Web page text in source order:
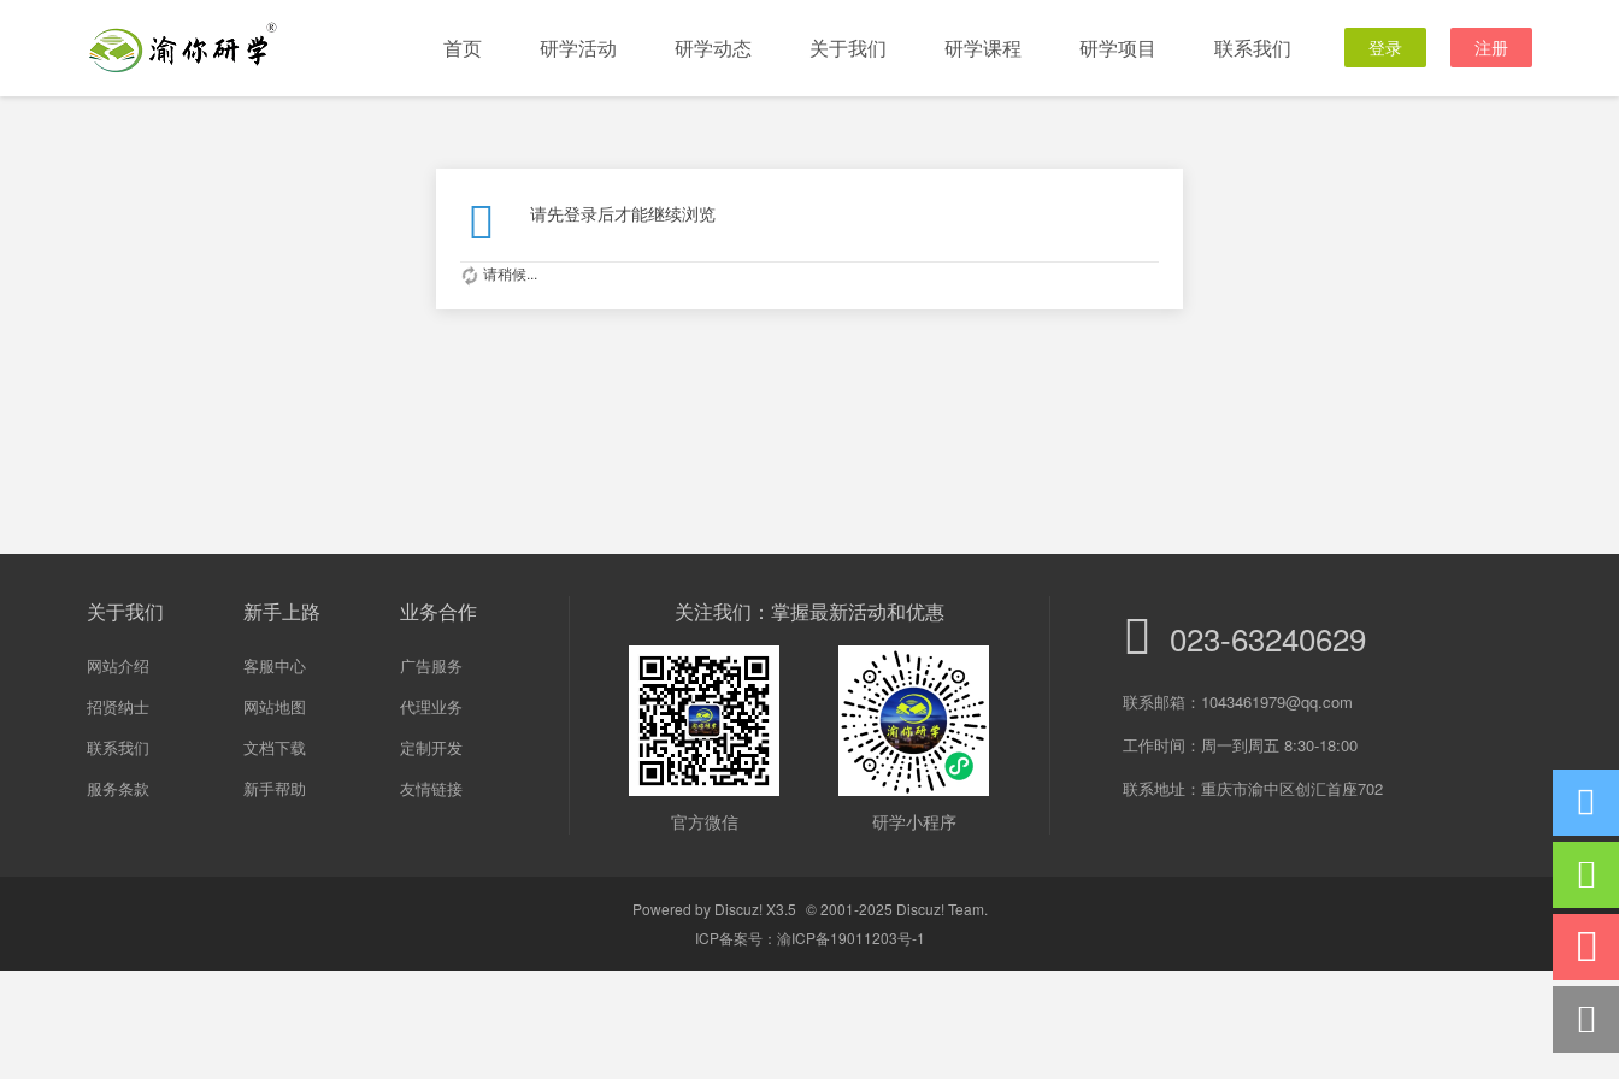
登录 注册
首页 研学活动 研学动态 关于我们 研学课程 研学项目 联系我们
请先登录后才能继续浏览
请稍候...
关于我们
网站介绍
招贤纳士
联系我们
服务条款
新手上路
客服中心
网站地图
文档下载
新手帮助
业务合作
广告服务
代理业务
定制开发
友情链接
关注我们：掌握最新活动和优惠
官方微信 研学小程序
023-63240629
联系邮箱：1043461979@qq.com
工作时间：周一到周五 8:30-18:00
联系地址：重庆市渝中区创汇首座702
Powered by Discuz! X3.5 © 2001-2025 Discuz! Team.
ICP备案号： 渝ICP备19011203号-1